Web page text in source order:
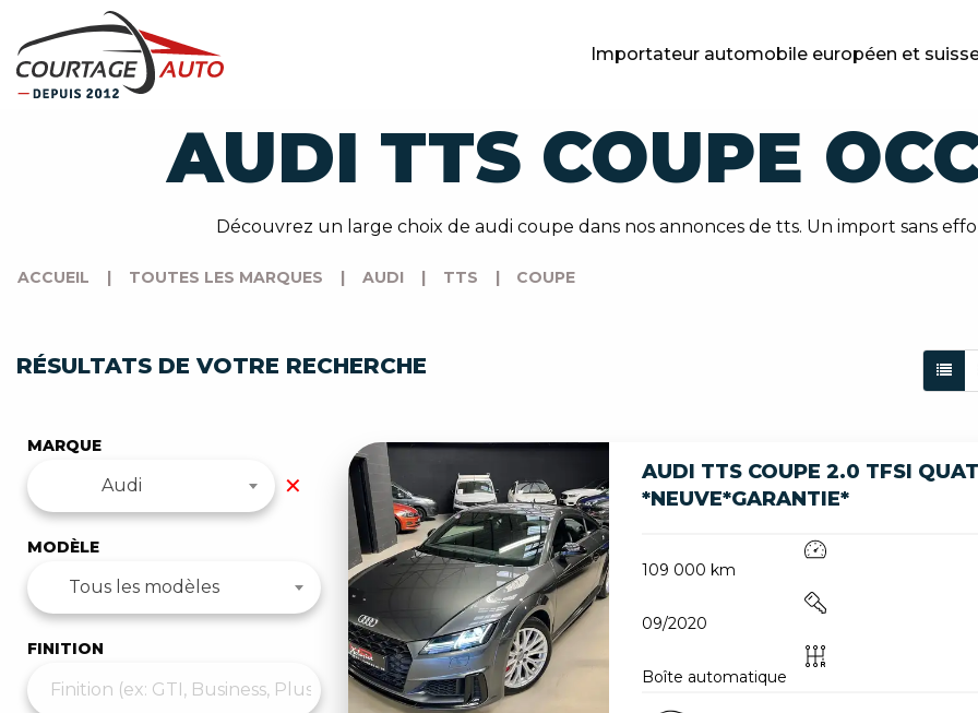
Importateur automobile européen et
AUDI TTS COUPE
Découvrez un large choix de audi coupe dans nos annonces de tts. Un import sans
ACCUEIL | TOUTES LES MARQUES | AUDI | TTS | COUPE
RÉSULTATS DE VOTRE RECHERCHE
MARQUE
Audi ✕
MODÈLE
Tous les modèles
FINITION
AUDI TTS COUPE 2.0 TFSI
*NEUVE*GARANTIE*
109 000 km
09/2020
Boîte automatique